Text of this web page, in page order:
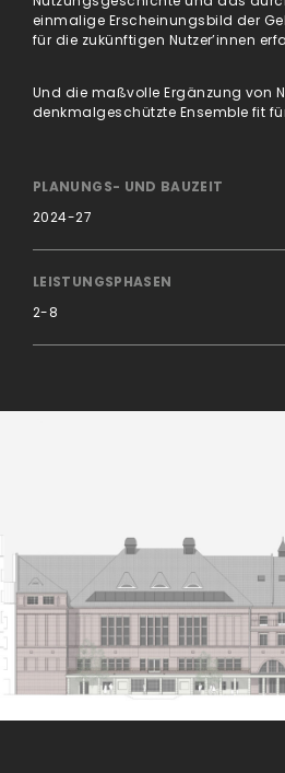
einmalige Erscheinungsbild der
für die zukünftigen Nutzer’innen
Und die maßvolle Ergänzung von
denkmalgeschützte Ensemble fit
PLANUNGS- UND BAUZEIT
2024-27
LEISTUNGSPHASEN
2-8